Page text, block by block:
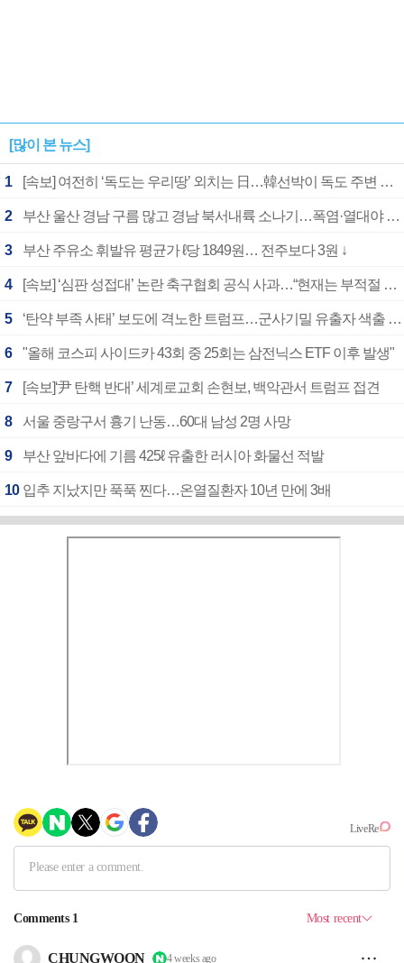
[많이 본 뉴스]
1 [속보] 여전히 ‘독도는 우리땅’ 외치는 日…韓선박이 독도 주변 해양조사 활동하자 반발
2 부산 울산 경남 구름 많고 경남 북서내륙 소나기…폭염·열대야 계속
3 부산 주유소 휘발유 평균가 ℓ당 1849원… 전주보다 3원 ↓
4 [속보] ‘심판 성접대’ 논란 축구협회 공식 사과…“현재는 부적절 행위 없어”
5 ‘탄약 부족 사태’ 보도에 격노한 트럼프…군사기밀 유출자 색출 지시
6 "올해 코스피 사이드카 43회 중 25회는 삼전닉스 ETF 이후 발생"
7 [속보]‘尹 탄핵 반대’ 세계로교회 손현보, 백악관서 트럼프 접견
8 서울 중랑구서 흉기 난동…60대 남성 2명 사망
9 부산 앞바다에 기름 425ℓ 유출한 러시아 화물선 적발
10 입추 지났지만 푹푹 찐다…온열질환자 10년 만에 3배